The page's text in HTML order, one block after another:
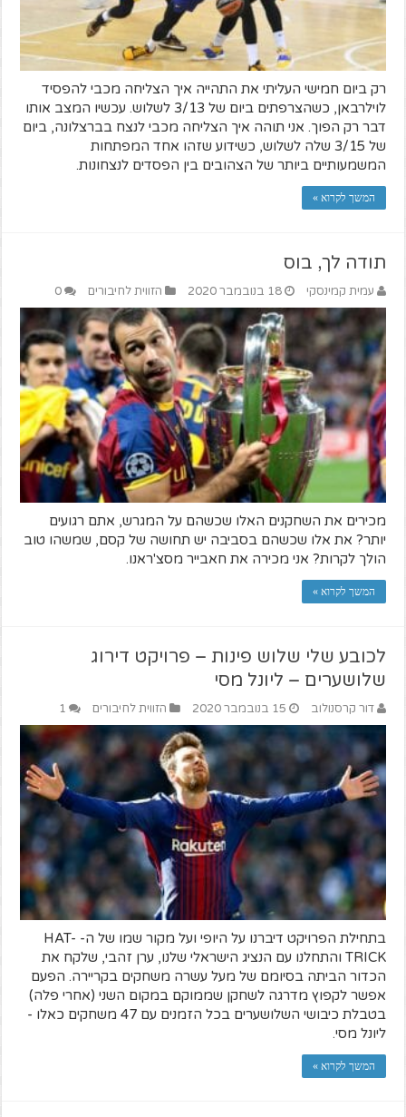
רק ביום חמישי העליתי את התהייה איך הצליחה מכבי להפסיד
לוילרבאן, כשהצרפתים ביום של 3/13 לשלוש. עכשיו המצב אותו
דבר רק הפוך. אני תוהה איך הצליחה מכבי לנצח בברצלונה, ביום
של 3/15 שלה לשלוש, כשידוע שזהו אחד המפתחות
המשמעותיים ביותר של הצהובים בין הפסדים לנצחונות.
המשך לקרוא »
תודה לך, בוס
עמית קמינסקי 18 בנובמבר 2020 הזווית לחיבורים 0
מכירים את השחקנים האלו שכשהם על המגרש, אתם רגועים
יותר? את אלו שכשהם בסביבה יש תחושה של קסם, שמשהו טוב
הולך לקרות? אני מכירה את חאבייר מסצ'ראנו.
המשך לקרוא »
לכובע שלי שלוש פינות – פרויקט דירוג
שלושערים – ליונל מסי
דור קרסנולוב 15 בנובמבר 2020 הזווית לחיבורים 1
בתחילת הפרויקט דיברנו על היופי ועל מקור שמו של ה- HAT-
TRICK והתחלנו עם הנציג הישראלי שלנו, ערן זהבי, שלקח את
הכדור הביתה בסיומם של מעל עשרה משחקים בקריירה. הפעם
אפשר לקפוץ מדרגה לשחקן שממוקם במקום השני (אחרי פלה)
בטבלת כיבושי השלושערים בכל הזמנים עם 47 משחקים כאלו -
ליונל מסי.
המשך לקרוא »